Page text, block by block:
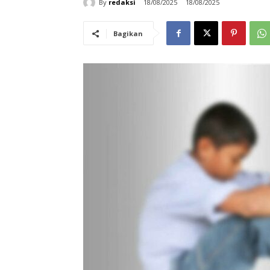
By redaksi 18/08/2025 18/08/2025
Bagikan